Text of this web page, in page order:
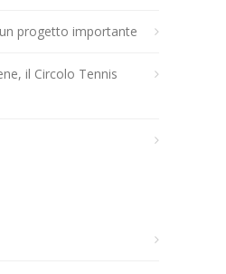
progetto importante
il Circolo Tennis